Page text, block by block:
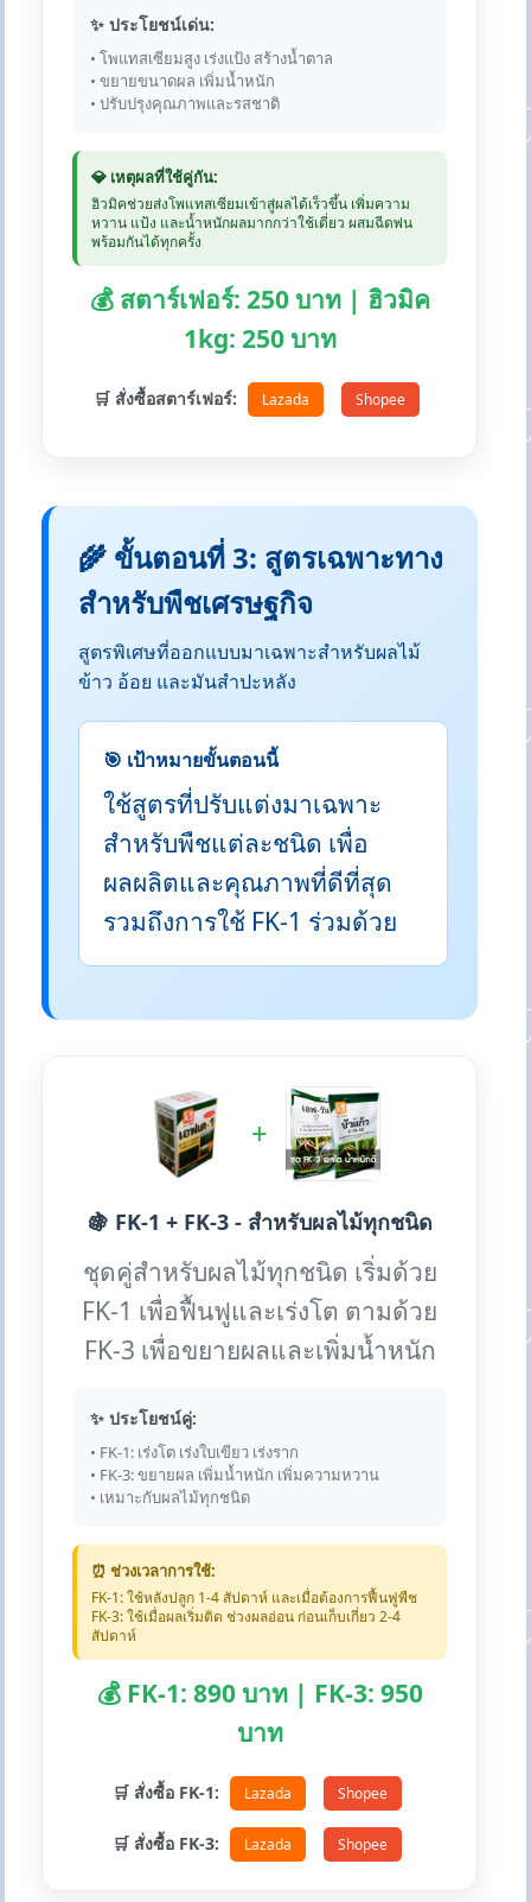
✨ ประโยชน์เด่น:
• โพแทสเซียมสูง เร่งแป้ง สร้างน้ำตาล
• ขยายขนาดผล เพิ่มน้ำหนัก
• ปรับปรุงคุณภาพและรสชาติ
💎 เหตุผลที่ใช้คู่กัน:
ฮิวมิคช่วยส่งโพแทสเซียมเข้าสู่ผลได้เร็วขึ้น เพิ่มความ
หวาน แป้ง และน้ำหนักผลมากกว่าใช้เดี่ยว ผสมฉีดพ่น
พร้อมกันได้ทุกครั้ง
💰 สตาร์เฟอร์: 250 บาท | ฮิวมิค
1kg: 250 บาท
🛒 สั่งซื้อสตาร์เฟอร์: Lazada Shopee
🌾 ขั้นตอนที่ 3: สูตรเฉพาะทาง
สำหรับพืชเศรษฐกิจ
สูตรพิเศษที่ออกแบบมาเฉพาะสำหรับผลไม้
ข้าว อ้อย และมันสำปะหลัง
🎯 เป้าหมายขั้นตอนนี้
ใช้สูตรที่ปรับแต่งมาเฉพาะ
สำหรับพืชแต่ละชนิด เพื่อ
ผลผลิตและคุณภาพที่ดีที่สุด
รวมถึงการใช้ FK-1 ร่วมด้วย
+
🍇 FK-1 + FK-3 - สำหรับผลไม้ทุกชนิด
ชุดคู่สำหรับผลไม้ทุกชนิด เริ่มด้วย
FK-1 เพื่อฟื้นฟูและเร่งโต ตามด้วย
FK-3 เพื่อขยายผลและเพิ่มน้ำหนัก
✨ ประโยชน์คู่:
• FK-1: เร่งโต เร่งใบเขียว เร่งราก
• FK-3: ขยายผล เพิ่มน้ำหนัก เพิ่มความหวาน
• เหมาะกับผลไม้ทุกชนิด
⏰ ช่วงเวลาการใช้:
FK-1: ใช้หลังปลูก 1-4 สัปดาห์ และเมื่อต้องการฟื้นฟูพืช
FK-3: ใช้เมื่อผลเริ่มติด ช่วงผลอ่อน ก่อนเก็บเกี่ยว 2-4
สัปดาห์
💰 FK-1: 890 บาท | FK-3: 950
บาท
🛒 สั่งซื้อ FK-1: Lazada Shopee
🛒 สั่งซื้อ FK-3: Lazada Shopee